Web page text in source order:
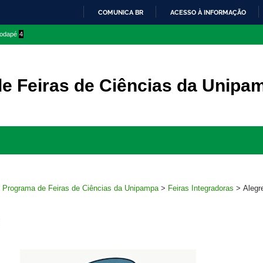
O
COMUNICA BR ACESSO À INFORMAÇÃO
4
Feiras de Ciências da
Programa de Feiras de Ciências da Unipampa > Feiras Integradoras >